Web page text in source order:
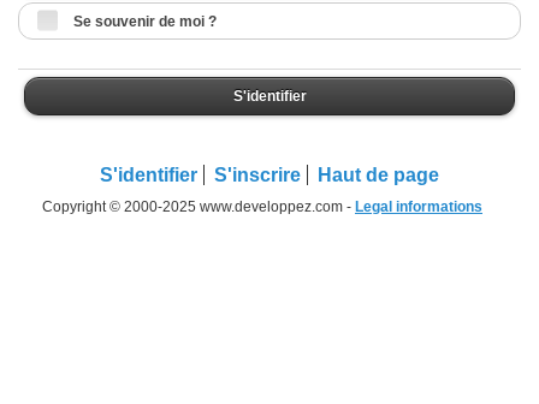
Se souvenir de moi ?
S'identifier
S'identifier S'inscrire Haut de page
Copyright © 2000-2025 www.developpez.com - Legal informations